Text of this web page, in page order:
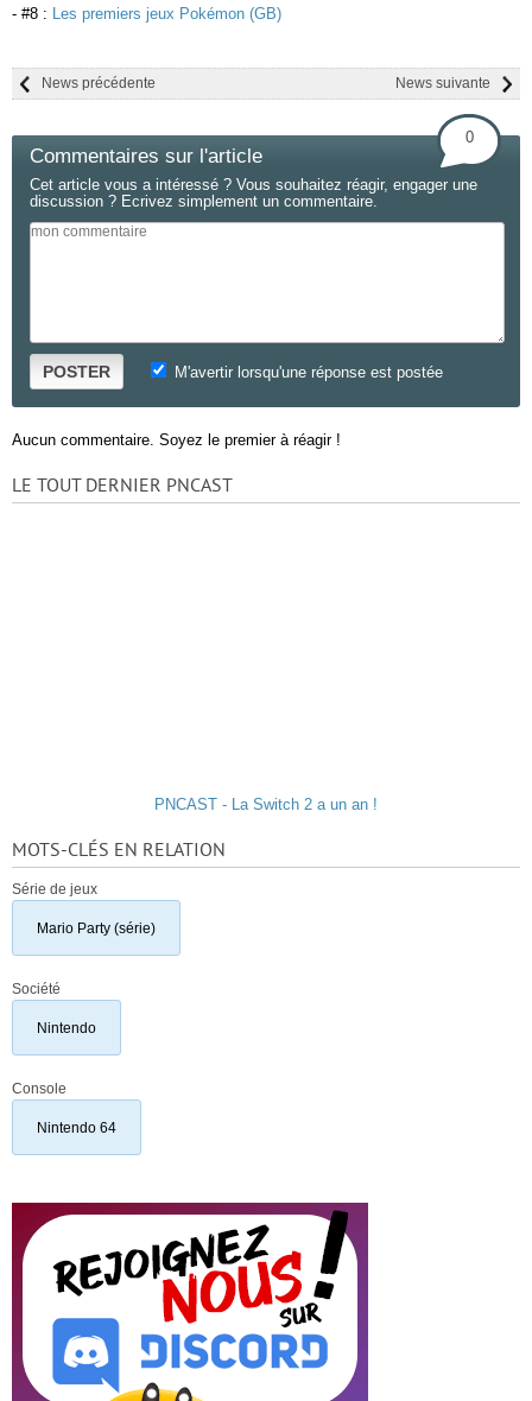
- #8 : Les premiers jeux Pokémon (GB)
News suivante
News précédente
Commentaires sur l'article
0
Cet article vous a intéressé ? Vous souhaitez réagir, engager une
discussion ? Ecrivez simplement un commentaire.
POSTER M'avertir lorsqu'une réponse est postée
Aucun commentaire. Soyez le premier à réagir !
LE TOUT DERNIER PNCAST
PNCAST - La Switch 2 a un an !
MOTS-CLÉS EN RELATION
Série de jeux
Mario Party (série)
Société
Nintendo
Console
Nintendo 64